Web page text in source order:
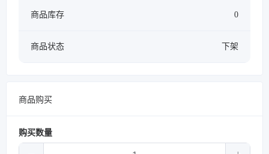
商品库存 0
商品状态 下架
商品购买
购买数量